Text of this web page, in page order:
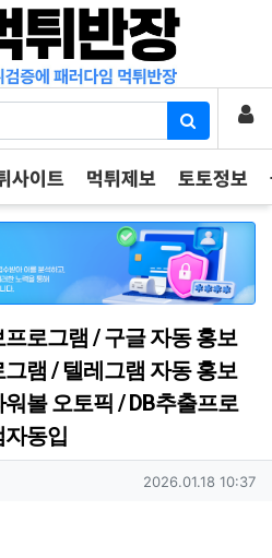
로
사이트 먹튀제보 토토정보
로그램 / 구글 자동 홍보
램 / 텔레그램 자동 홍보
볼 오토픽 / DB추출프로
동입
작성일
2026.01.18 10:37